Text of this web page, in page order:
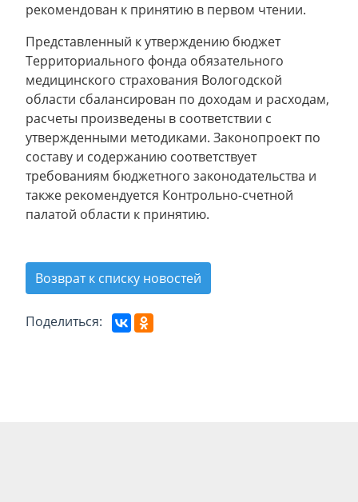
рекомендован к принятию в первом чтении.
Представленный к утверждению бюджет
Территориального фонда обязательного
медицинского страхования Вологодской
области сбалансирован по доходам и расходам,
расчеты произведены в соответствии с
утвержденными методиками. Законопроект по
составу и содержанию соответствует
требованиям бюджетного законодательства и
также рекомендуется Контрольно-счетной
палатой области к принятию.
Возврат к списку новостей
Поделиться: